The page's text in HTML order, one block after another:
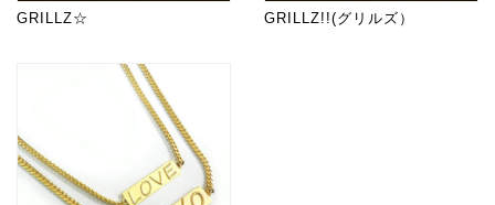
GRILLZ☆ GRILLZ!!(グリルズ）